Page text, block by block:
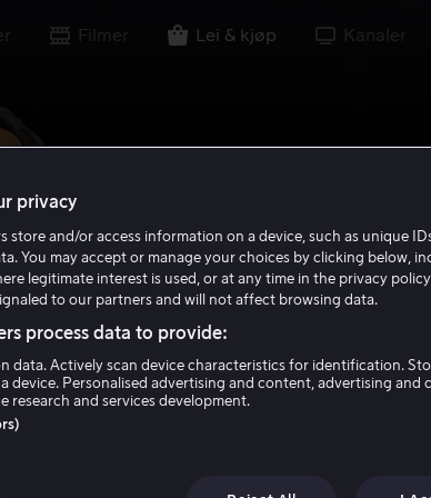
Filmer Lei & kjøp Kanaler
privacy
store and/or access information on a device, such as unique
You may accept or manage your choices by clicking below,
legitimate interest is used, or at any time in the privacy
to our partners and will not affect browsing data.
process data to provide:
data. Actively scan device characteristics for identification.
device. Personalised advertising and content, advertising and
research and services development.